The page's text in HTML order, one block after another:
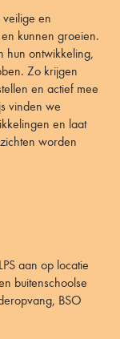
en
kunnen groeien.
hun ontwikkeling,
Zo krijgen
en actief mee
vinden we
en laat
worden
aan op locatie
buitenschoolse
BSO